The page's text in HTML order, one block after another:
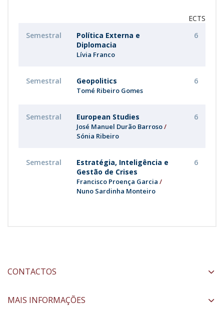
ECTS
Semestral
Política Externa e
Diplomacia
Lívia Franco
6
Semestral Geopolitics
Tomé Ribeiro Gomes
6
Semestral European Studies
José Manuel Durão Barroso
Sónia Ribeiro
6
Semestral
Estratégia, Inteligência e
Gestão de Crises
Francisco Proença Garcia
Nuno Sardinha Monteiro
6
CONTACTOS
MAIS INFORMAÇÕES